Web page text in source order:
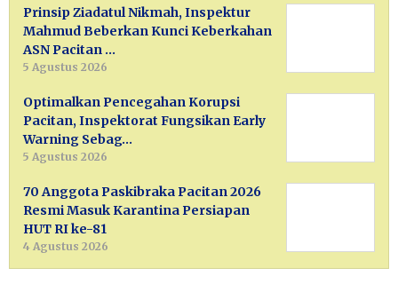
Prinsip Ziadatul Nikmah, Inspektur
Mahmud Beberkan Kunci Keberkahan
ASN Pacitan …
5 Agustus 2026
Optimalkan Pencegahan Korupsi
Pacitan, Inspektorat Fungsikan Early
Warning Sebag…
5 Agustus 2026
70 Anggota Paskibraka Pacitan 2026
Resmi Masuk Karantina Persiapan
HUT RI ke-81
4 Agustus 2026